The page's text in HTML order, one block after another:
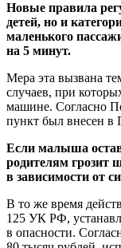
Новые правила
детей, но и
маленького
на 5 минут.
Мера эта вызвана
случаев, при
машине. Согласно
пункт был внесен в
Если малыша
родителям грозит
в зависимости от
В то же время
125 УК РФ,
в опасности.